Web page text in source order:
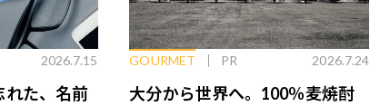
2026.7.15
れた、名前
GOURMET PR 2026.7.24
大分から世界へ。100％麦焼酎